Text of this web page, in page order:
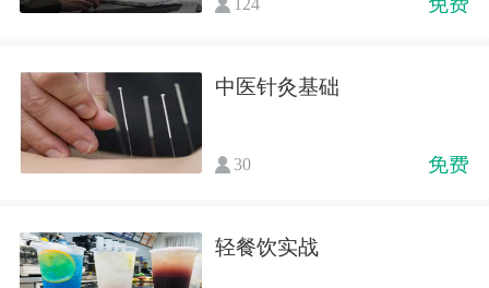
124
中医针灸基础
30 免费
轻餐饮实战